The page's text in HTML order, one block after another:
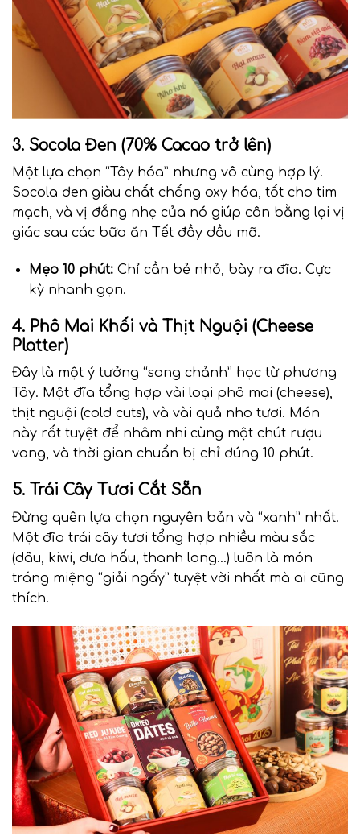
3. Socola Đen (70% Cacao trở lên)
Một lựa chọn “Tây hóa” nhưng vô cùng hợp lý.
Socola đen giàu chất chống oxy hóa, tốt cho tim
mạch, và vị đắng nhẹ của nó giúp cân bằng lại vị
giác sau các bữa ăn Tết đầy dầu mỡ.
Mẹo 10 phút:Chỉ cần bẻ nhỏ, bày ra đĩa. Cực
kỳ nhanh gọn.
4. Phô Mai Khối và Thịt Nguội (Cheese
Platter)
Đây là một ý tưởng “sang chảnh” học từ phương
Tây. Một đĩa tổng hợp vài loại phô mai (cheese),
thịt nguội (cold cuts), và vài quả nho tươi. Món
này rất tuyệt để nhâm nhi cùng một chút rượu
vang, và thời gian chuẩn bị chỉ đúng 10 phút.
5. Trái Cây Tươi Cắt Sẵn
Đừng quên lựa chọn nguyên bản và “xanh” nhất.
Một đĩa trái cây tươi tổng hợp nhiều màu sắc
(dâu, kiwi, dưa hấu, thanh long…) luôn là món
tráng miệng “giải ngấy” tuyệt vời nhất mà ai cũng
thích.